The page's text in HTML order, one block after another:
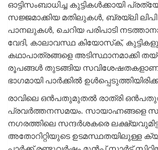
ഓട്ടിസംബാധിച്ച കുട്ടികൾക്കായി
സജ്ജമാക്കിയ മതിലുകൾ, ബ്രയ്‌ലി
പാനലുകൾ, ചെറിയ പരിപാടി
വേദി, കാലാവസ്ഥ കിയോസ്‌ക്,
കഥാപാത്രങ്ങളെ അടിസ്ഥാനമാക്കി
രൂപങ്ങൾ തുടങ്ങിയ സവിശേഷതകളാണ്
ഭാഗമായി പാർക്കിൽ
രാവിലെ ഒൻപതുമുതൽ രാത്രി
പ്രവർത്തനസമയം. സായാഹ്നങ്ങളെ
നഗരത്തിലെ സന്ദർശകരെ
അതോറിറ്റിയുടെ ഉടമസ്ഥതയിലുള്ള